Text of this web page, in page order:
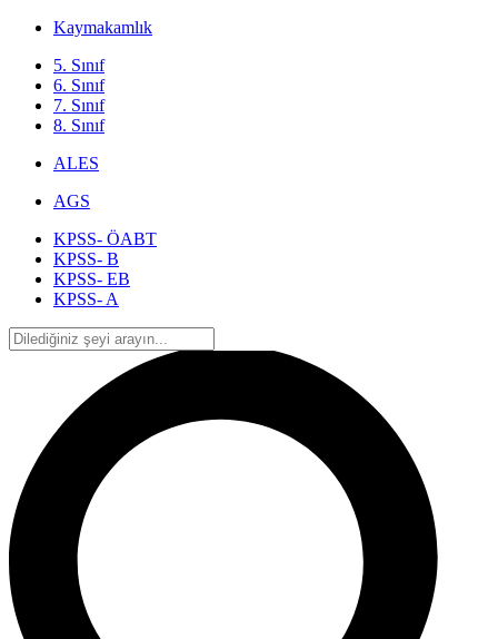
Kaymakamlık
5. Sınıf
6. Sınıf
7. Sınıf
8. Sınıf
ALES
AGS
KPSS- ÖABT
KPSS- B
KPSS- EB
KPSS- A